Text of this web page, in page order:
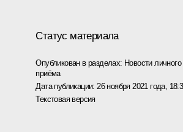
Статус материала
Опубликован в разделах: Новости
приёма
Дата публикации: 26 ноября 2021 года,
Текстовая версия